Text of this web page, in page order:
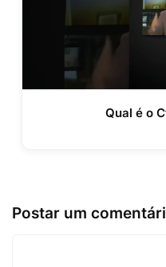
Qual é o
Postar um